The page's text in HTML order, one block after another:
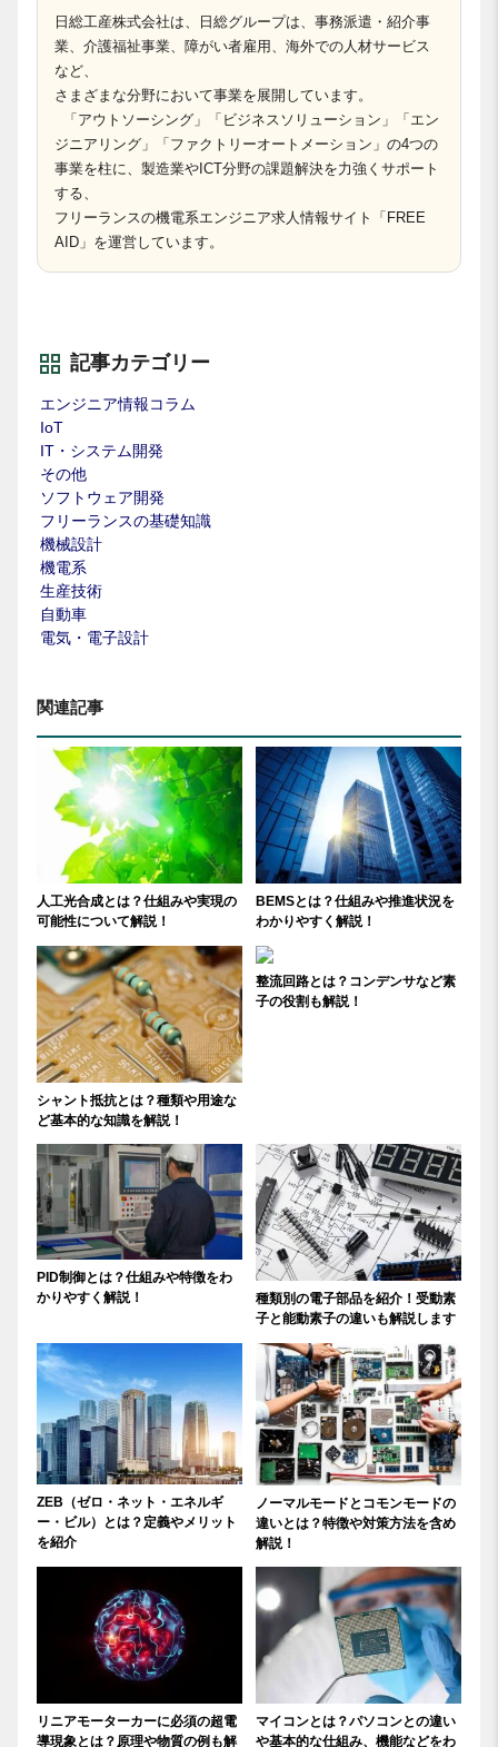
日総工産株式会社は、日総グループは、事務派遣・紹介事
業、介護福祉事業、障がい者雇用、海外での人材サービス
など、
さまざまな分野において事業を展開しています。
「アウトソーシング」「ビジネスソリューション」「エン
ジニアリング」「ファクトリーオートメーション」の4つの
事業を柱に、製造業やICT分野の課題解決を力強くサポート
する、
フリーランスの機電系エンジニア求人情報サイト「FREE
AID」を運営しています。
記事カテゴリー
エンジニア情報コラム
IoT
IT・システム開発
その他
ソフトウェア開発
フリーランスの基礎知識
機械設計
機電系
生産技術
自動車
電気・電子設計
関連記事
人工光合成とは？仕組みや実現の
可能性について解説！
BEMSとは？仕組みや推進状況を
わかりやすく解説！
シャント抵抗とは？種類や用途な
ど基本的な知識を解説！
整流回路とは？コンデンサなど素
子の役割も解説！
PID制御とは？仕組みや特徴をわ
かりやすく解説！
種類別の電子部品を紹介！受動素
子と能動素子の違いも解説します
ZEB（ゼロ・ネット・エネルギ
ー・ビル）とは？定義やメリット
を紹介
ノーマルモードとコモンモードの
違いとは？特徴や対策方法を含め
解説！
リニアモーターカーに必須の超電
導現象とは？原理や物質の例も解
マイコンとは？パソコンとの違い
や基本的な仕組み、機能などをわ